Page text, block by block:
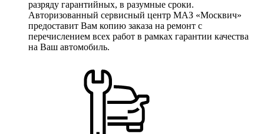
разряду гарантийных, в разумные сроки.
Авторизованный сервисный центр МАЗ «Москвич»
предоставит Вам копию заказа на ремонт с
перечислением всех работ в рамках гарантии качества
на Ваш автомобиль.